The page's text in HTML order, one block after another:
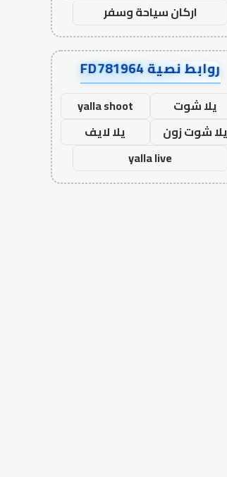
اركان سياحة وسفر
روابط نصية FD781964
يلا شوت
yalla shoot
يلا شوت زون
يلا لايف
yalla live